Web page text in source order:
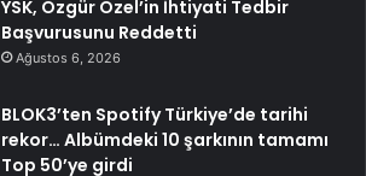
YSK, Özgür Özel’in İhtiyati Tedbir
Başvurusunu Reddetti
Ağustos 6, 2026
BLOK3’ten Spotify Türkiye’de tarihi
rekor… Albümdeki 10 şarkının tamamı
Top 50’ye girdi